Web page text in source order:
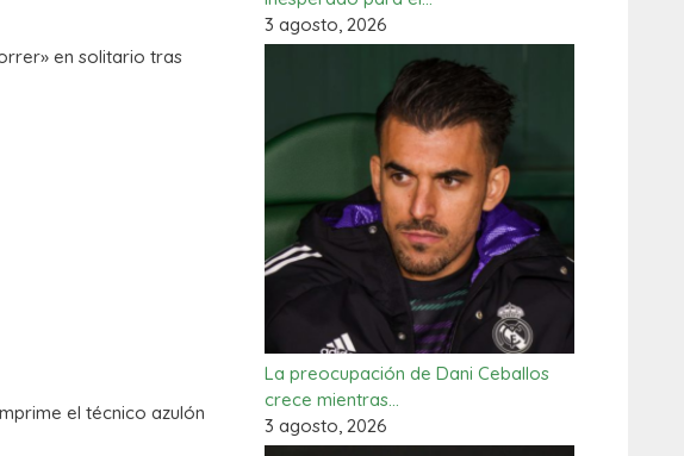
en solitario tras
el técnico azulón
3 agosto, 2026
La preocupación de Dani Ceballos
crece mientras…
3 agosto, 2026